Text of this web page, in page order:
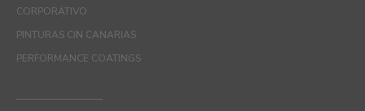
CORPORATIVO
PINTURAS CIN CANARIAS
PERFORMANCE COATINGS